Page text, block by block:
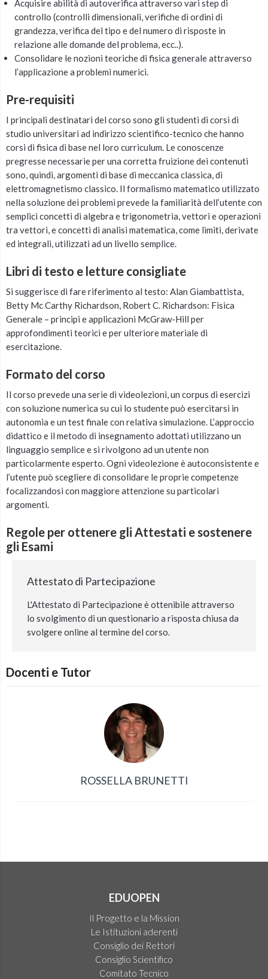
Acquisire abilità di autoverifica attraverso vari step di
controllo (controlli dimensionali, verifiche di ordini di
grandezza, verifica del tipo e del numero di risposte in
relazione alle domande del problema, ecc..).
Consolidare le nozioni teoriche di fisica generale attraverso
l’applicazione a problemi numerici.
Pre-requisiti
I principali destinatari del corso sono gli studenti di corsi di
studio universitari ad indirizzo scientifico-tecnico che hanno
corsi di fisica di base nel loro curriculum. Le conoscenze
pregresse necessarie per una corretta fruizione dei contenuti
sono, quindi, argomenti di base di meccanica classica, di
elettromagnetismo classico. Il formalismo matematico utilizzato
nella soluzione dei problemi prevede la familiarità dell’utente con
semplici concetti di algebra e trigonometria, vettori e operazioni
tra vettori, e concetti di analisi matematica, come limiti, derivate
ed integrali, utilizzati ad un livello semplice.
Libri di testo e letture consigliate
Si suggerisce di fare riferimento al testo: Alan Giambattista,
Betty Mc Carthy Richardson, Robert C. Richardson: Fisica
Generale – principi e applicazioni McGraw-Hill per
approfondimenti teorici e per ulteriore materiale di
esercitazione.
Formato del corso
Il corso prevede una serie di videolezioni, un corpus di esercizi
con soluzione numerica su cui lo studente può esercitarsi in
autonomia e un test finale con relativa simulazione. L’approccio
didattico e il metodo di insegnamento adottati utilizzano un
linguaggio semplice e si rivolgono ad un utente non
particolarmente esperto. Ogni videolezione è autoconsistente e
l’utente può scegliere di consolidare le proprie competenze
focalizzandosi con maggiore attenzione su particolari
argomenti.
Regole per ottenere gli Attestati e sostenere
gli Esami
Attestato di Partecipazione
L'Attestato di Partecipazione è ottenibile attraverso
lo svolgimento di un questionario a risposta chiusa da
svolgere online al termine del corso.
Docenti e Tutor
ROSSELLA BRUNETTI
EDUOPEN
Il Progetto e la Mission
Le Istituzioni aderenti
Consiglio dei Rettori
Consiglio Scientifico
Comitato Tecnico